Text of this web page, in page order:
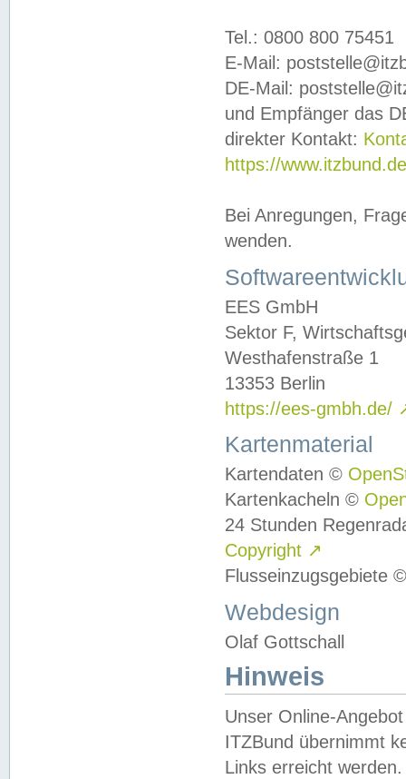
Tel.: 0800 800 75451
E-Mail:
DE-Mail:
und Empfänger das
direkter Kontakt:
https://
Bei Anregungen,
wenden.
EES GmbH
Sektor F,
Westhafenstraße 1
13353 Berlin
https://ees-gmbh.de/
Kartenmaterial
Kartendaten ©
Kartenkacheln ©
24 Stunden
Copyright ↗
Flusseinzugsgebiete
Webdesign
Olaf Gottschall
Hinweis
Unser Online-
ITZBund übernimmt
Links erreicht